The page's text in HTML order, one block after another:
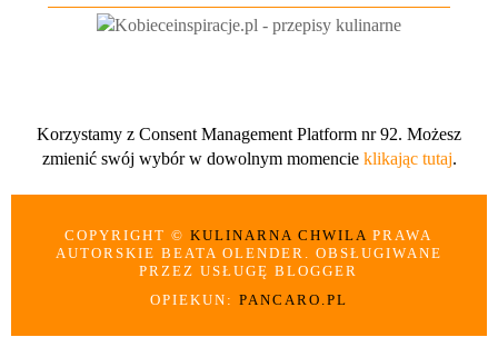
Korzystamy z Consent Management Platform nr 92. Możesz
zmienić swój wybór w dowolnym momencie klikając tutaj.
COPYRIGHT ©KULINARNA CHWILAPRAWA
AUTORSKIE BEATA OLENDER. OBSŁUGIWANE
PRZEZ USŁUGĘ BLOGGER
OPIEKUN: PANCARO.PL